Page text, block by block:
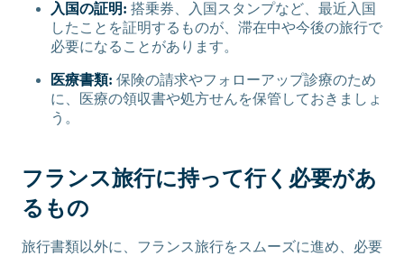
入国の証明: 搭乗券、入国スタンプなど、最近入国
したことを証明するものが、滞在中や今後の旅行で
必要になることがあります。
医療書類: 保険の請求やフォローアップ診療のため
に、医療の領収書や処方せんを保管しておきましょ
う。
フランス旅行に持って行く必要があ
るもの
旅行書類以外に、フランス旅行をスムーズに進め、必要